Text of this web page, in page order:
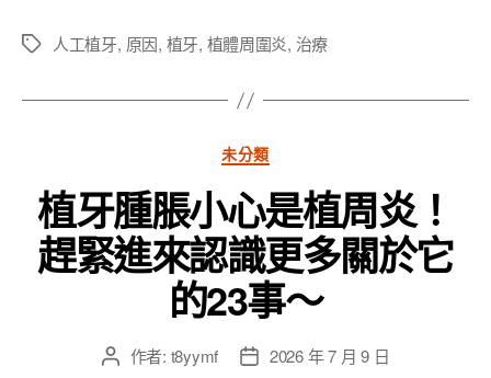
標
人工植牙, 原因, 植牙, 植體周圍炎, 治療
分
類
未分類
植牙腫脹小心是植周炎！
趕緊進來認識更多關於它
的23事～
文 作者: t8yymf
文 2026 年 7 月 9 日